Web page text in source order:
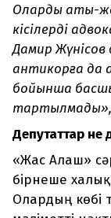
Олардың аты-
кісілердің
Дамир Жүнісов
антикорға да
бойынша
тартылмады»,
Депутаттар не
«Жас Алаш»
бірнеше
Олардың көбі